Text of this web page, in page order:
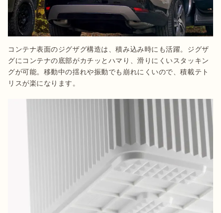
コンテナ表面のジグザグ構造は、積み込み時にも活躍。ジグザ
グにコンテナの底部がカチッとハマり、滑りにくいスタッキン
グが可能。移動中の揺れや振動でも崩れにくいので、積載テト
リスが楽になります。